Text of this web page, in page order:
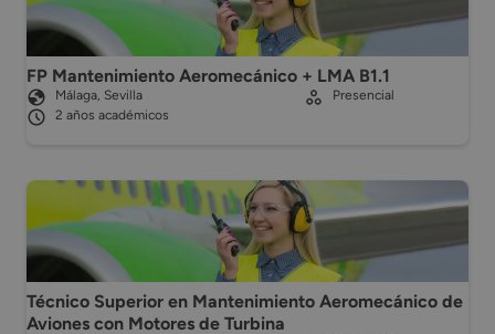
FP Mantenimiento Aeromecánico + LMA B1.1
Málaga, Sevilla
2 años académicos
Presencial
Técnico Superior en Mantenimiento Aeromecánico de
Aviones con Motores de Turbina